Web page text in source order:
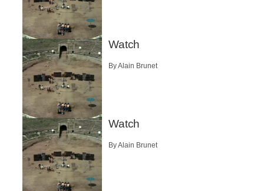
Watch
By Alain Brunet
Watch
By Alain Brunet